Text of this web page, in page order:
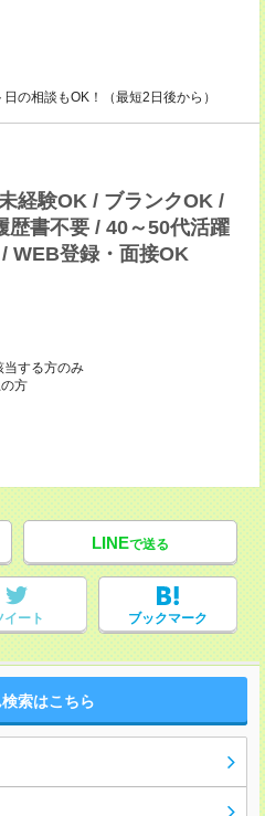
の相談もOK！（最短2日後から）
経験OK / ブランクOK /
歴書不要 / 40～50代活躍
WEB登録・面接OK
当する方のみ
方
LINEで送る
イート ブックマーク
索はこちら